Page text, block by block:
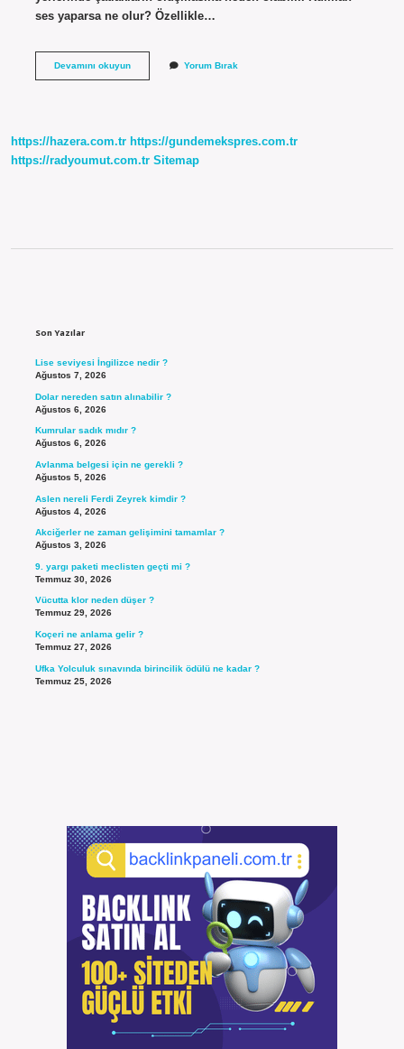
ses yaparsa ne olur? Özellikle…
Devamını okuyunArka
Yorum Bırak
https://hazera.com.tr https://gundemekspres.com.tr
https://radyoumut.com.tr Sitemap
Son Yazılar
Lise seviyesi İngilizce nedir ?
Ağustos 7, 2026
Dolar nereden satın alınabilir ?
Ağustos 6, 2026
Kumrular sadık mıdır ?
Ağustos 6, 2026
Avlanma belgesi için ne gerekli ?
Ağustos 5, 2026
Aslen nereli Ferdi Zeyrek kimdir ?
Ağustos 4, 2026
Akciğerler ne zaman gelişimini tamamlar ?
Ağustos 3, 2026
9. yargı paketi meclisten geçti mi ?
Temmuz 30, 2026
Vücutta klor neden düşer ?
Temmuz 29, 2026
Koçeri ne anlama gelir ?
Temmuz 27, 2026
Ufka Yolculuk sınavında birincilik ödülü ne kadar ?
Temmuz 25, 2026